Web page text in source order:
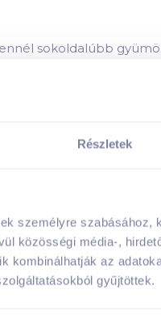
Részletek
személyre
közösségi média-,
kombinálhatják az
gyűjtöttek.
sokoldalúbb
valmaint
nak. Lekvár
a vegyesgyümölcs
összetevője
összekeverve
gazdag, és az